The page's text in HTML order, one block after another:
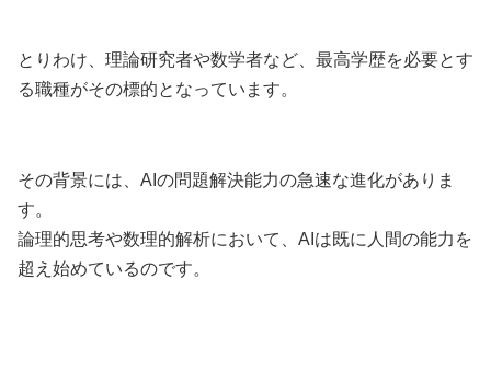
とりわけ、理論研究者や数学者など、最高学歴を必要とす
る職種がその標的となっています。
その背景には、AIの問題解決能力の急速な進化がありま
す。
論理的思考や数理的解析において、AIは既に人間の能力を
超え始めているのです。